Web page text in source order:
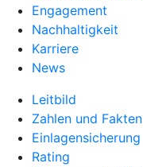
Engagement
Nachhaltigkeit
Karriere
News
Leitbild
Zahlen und Fakten
Einlagensicherung
Rating